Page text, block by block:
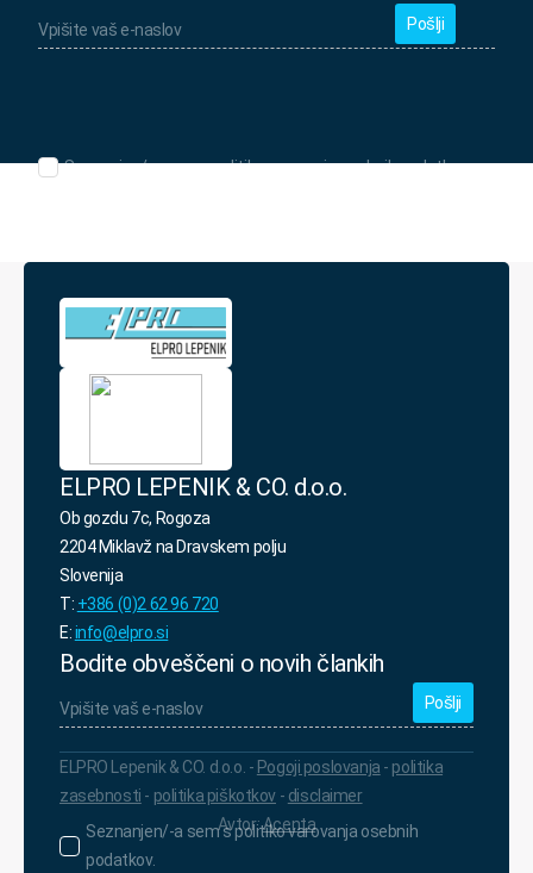
vaš
e-
Seznanjen/-
politiko
varovanja
Seznanjen/-a sem s politiko varovanja osebnih podatkov.
ELPRO LEPENIK & CO. d.o.o.
Ob gozdu 7c, Rogoza
2204 Miklavž na Dravskem polju
Slovenija
T: +386 (0)2 62 96 720
E:info@elpro.si
Bodite obveščeni o novih člankih
vaš
e-
*
Seznanjen/-
a
Seznanjen/-a sem s politiko varovanja osebnih
podatkov.
ELPRO Lepenik & CO. d.o.o. - Pogoji poslovanja - politika
zasebnosti - politika piškotkov - disclaimer
Avtor:Acenta